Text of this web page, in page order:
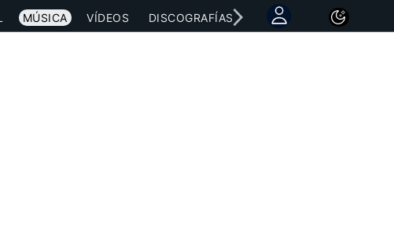
MÚSICA VÍDEOS DISCOGRAFÍAS CONCIERTOS LETRAS